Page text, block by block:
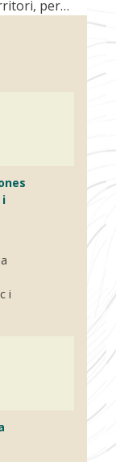
per…
i
i